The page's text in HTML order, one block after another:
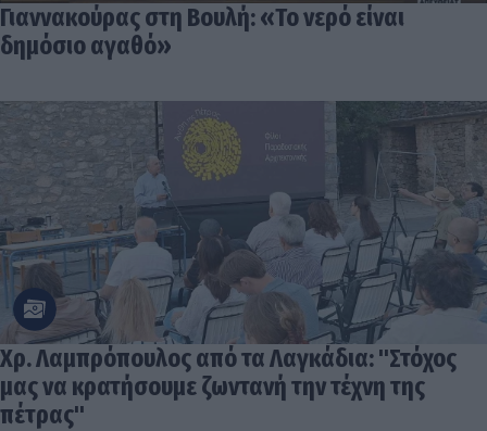
Γιαννακούρας στη Βουλή: «Το νερό είναι
δημόσιο αγαθό»
Χρ. Λαμπρόπουλος από τα Λαγκάδια: "Στόχος
μας να κρατήσουμε ζωντανή την τέχνη της
πέτρας"